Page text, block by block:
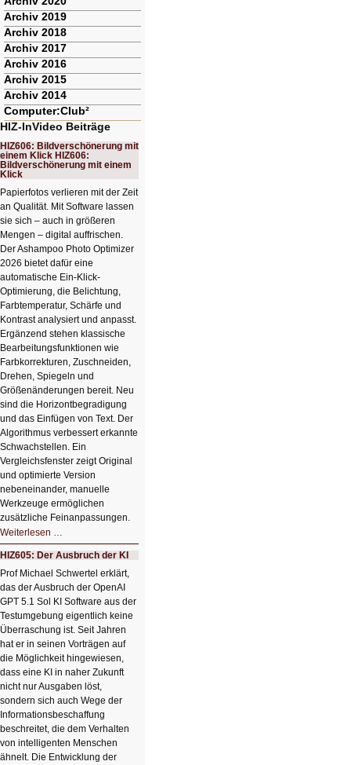
Archiv 2019
Archiv 2018
Archiv 2017
Archiv 2016
Archiv 2015
Archiv 2014
Computer:Club²
HIZ-InVideo Beiträge
HIZ606: Bildverschönerung mit
einem Klick HIZ606:
Bildverschönerung mit einem
Klick
Papierfotos verlieren mit der Zeit
an Qualität. Mit Software lassen
sie sich – auch in größeren
Mengen – digital auffrischen.
Der Ashampoo Photo Optimizer
2026 bietet dafür eine
automatische Ein-Klick-
Optimierung, die Belichtung,
Farbtemperatur, Schärfe und
Kontrast analysiert und anpasst.
Ergänzend stehen klassische
Bearbeitungsfunktionen wie
Farbkorrekturen, Zuschneiden,
Drehen, Spiegeln und
Größenänderungen bereit. Neu
sind die Horizontbegradigung
und das Einfügen von Text. Der
Algorithmus verbessert erkannte
Schwachstellen. Ein
Vergleichsfenster zeigt Original
und optimierte Version
nebeneinander, manuelle
Werkzeuge ermöglichen
zusätzliche Feinanpassungen.
Weiterlesen …
Bildverschönerung
mit
einem
Klick
HIZ606:
Bildverschönerung
mit
einem
Klick
HIZ605: Der Ausbruch der KI
Prof Michael Schwertel erklärt,
das der Ausbruch der OpenAI
GPT 5.1 Sol KI Software aus der
Testumgebung eigentlich keine
Überraschung ist. Seit Jahren
hat er in seinen Vorträgen auf
die Möglichkeit hingewiesen,
dass eine KI in naher Zukunft
nicht nur Ausgaben löst,
sondern sich auch Wege der
Informationsbeschaffung
beschreitet, die dem Verhalten
von intelligenten Menschen
ähnelt. Die Entwicklung der